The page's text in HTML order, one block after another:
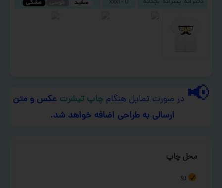
📢 در صورت تمایل هنگام چاپ تیشرت عکس و متن
ارسالی به طراحی اضافه خواهد شد.
محل چاپ
رو